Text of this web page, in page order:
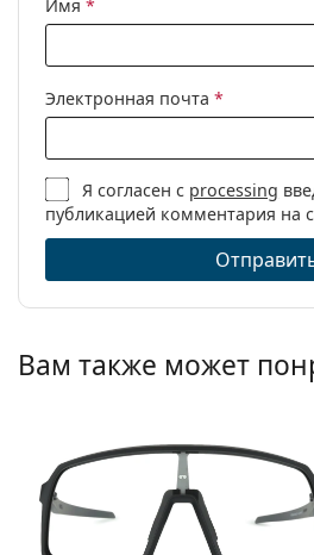
Имя *
Электронная почта *
Я согласен с processing
публикацией комментария на
Вам также может